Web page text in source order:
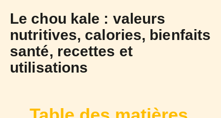
Le chou kale : valeurs
nutritives, calories, bienfaits
santé, recettes et
utilisations